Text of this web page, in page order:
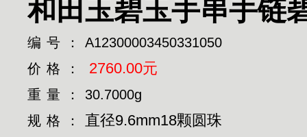
和田玉碧玉手串手链
编号： A12300003450331050
价格：
2760.00元
重量： 30.7000g
规格： 直径9.6mm18颗圆珠